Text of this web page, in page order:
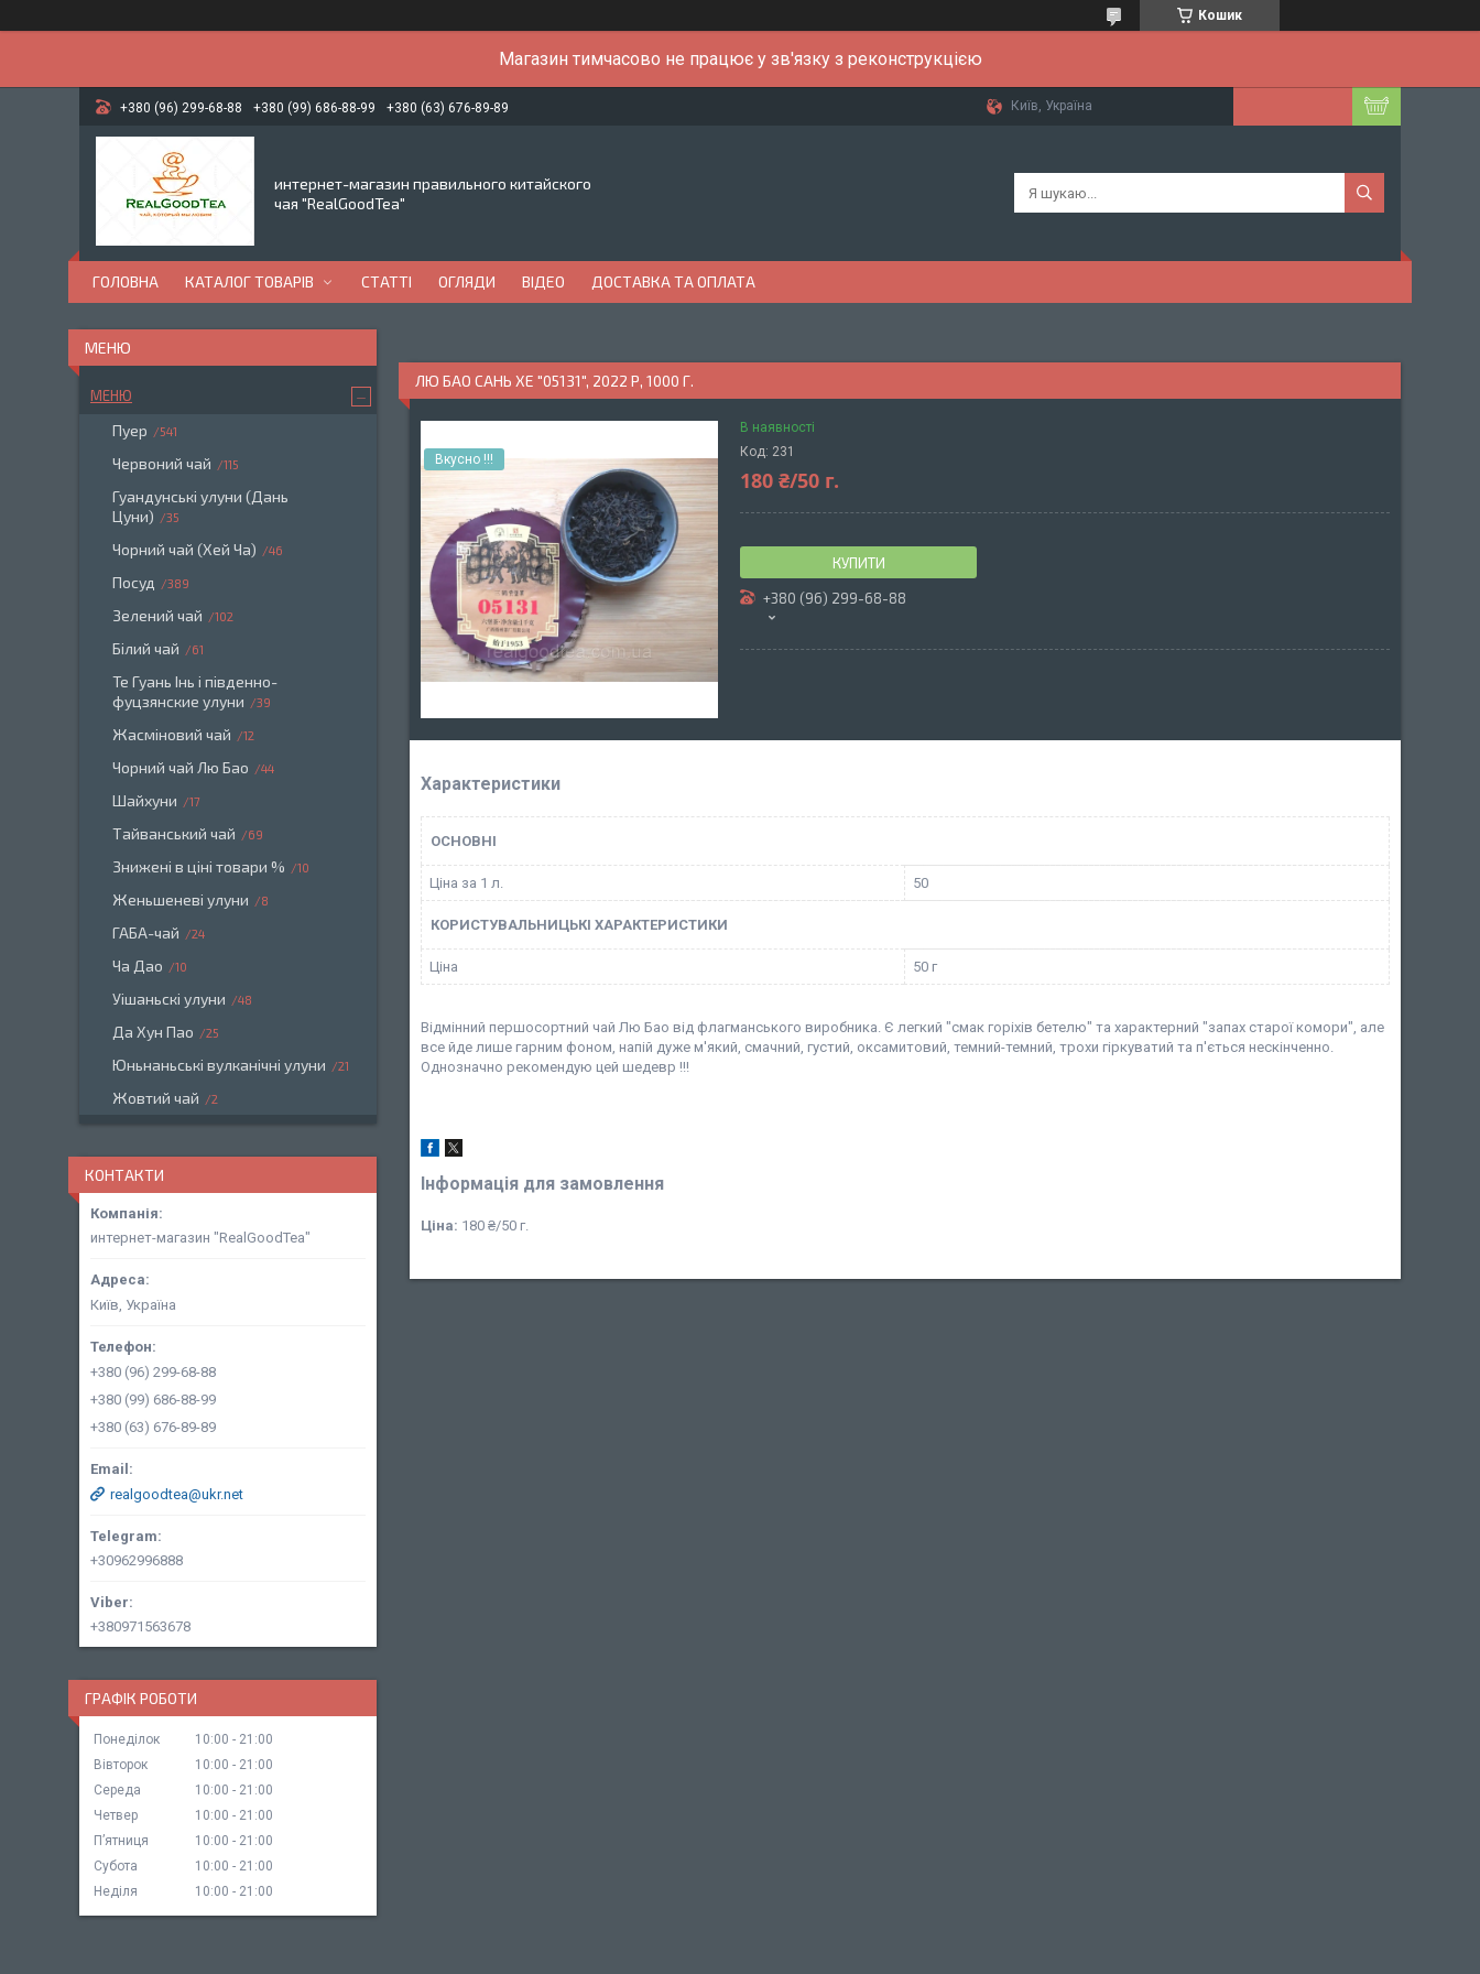
Кошик
Магазин тимчасово не працює у зв'язку з реконструкцією
+380 (96) 299-68-88 +380 (99) 686-88-99 +380 (63) 676-89-89 Київ, Україна
интернет-магазин правильного китайского
чая "RealGoodTea"
ГОЛОВНА КАТАЛОГ ТОВАРІВ СТАТТІ ОГЛЯДИ ВІДЕО ДОСТАВКА ТА ОПЛАТА
ЛЮ БАО САНЬ ХЕ "05131", 2022 Р, 1000 Г.
Вкусно !!!
В наявності
Код: 231
180 ₴/50 г.
КУПИТИ
+380 (96) 299-68-88
Характеристики
ОСНОВНІ
Ціна за 1 л. 50
КОРИСТУВАЛЬНИЦЬКІ ХАРАКТЕРИСТИКИ
Ціна 50 г
Відмінний першосортний чай Лю Бао від флагманського виробника. Є легкий "смак горіхів бетелю" та характерний "запах старої комори", але
все йде лише гарним фоном, напій дуже м'який, смачний, густий, оксамитовий, темний-темний, трохи гіркуватий та п'ється нескінченно.
Однозначно рекомендую цей шедевр !!!
Інформація для замовлення
Ціна: 180 ₴/50 г.
МЕНЮ
Пуер 541
Червоний чай 115
Гуандунські улуни (Дань
Цуни)
35
Чорний чай (Хей Ча) 46
Посуд 389
Зелений чай 102
Білий чай 61
Те Гуань Інь і південно-
фуцзянские улуни
39
Жасміновий чай 12
Чорний чай Лю Бао 44
Шайхуни 17
Тайванський чай 69
Знижені в ціні товари % 10
Женьшеневі улуни 8
ГАБА-чай 24
Ча Дао 10
Уішаньскі улуни 48
Да Хун Пао 25
Юньнаньські вулканічні улуни 21
Жовтий чай 2
КОНТАКТИ
интернет-магазин "RealGoodTea"
Київ, Україна
+380 (96) 299-68-88
+380 (99) 686-88-99
+380 (63) 676-89-89
realgoodtea@ukr.net
+30962996888
+380971563678
ГРАФІК РОБОТИ
Понеділок 10:00
21:00
Вівторок
10:00
21:00
Середа
10:00
21:00
Четвер
10:00
21:00
Пʼятниця
10:00
21:00
Субота
10:00
21:00
Неділя
10:00 21:00